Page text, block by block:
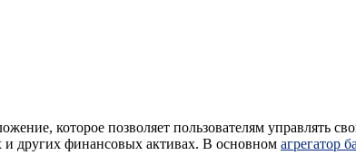
которое позволяет пользователям управлять
и других финансовых активах. В основном агрегатор